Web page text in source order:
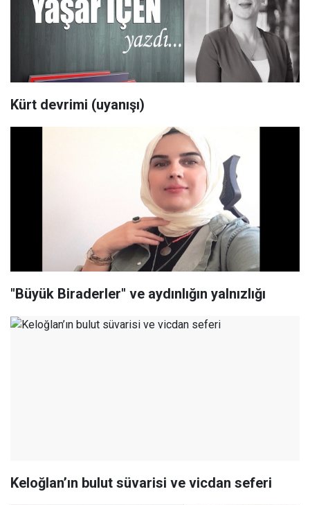
Kürt devrimi (uyanışı)
"Büyük Biraderler" ve aydınlığın yalnızlığı
Keloğlan’ın bulut süvarisi ve vicdan seferi